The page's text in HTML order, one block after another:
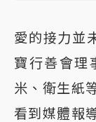
愛的接力並
寶行善會理
米、衛生紙
看到媒體報